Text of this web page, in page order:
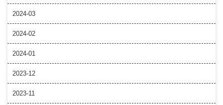
2024-03
2024-02
2024-01
2023-12
2023-11